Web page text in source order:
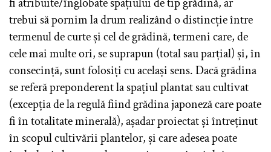
fi atribuite/înglobate spațiului de tip grădină, ar
trebui să pornim la drum realizând o distincție între
termenul de curte și cel de grădină, termeni care, de
cele mai multe ori, se suprapun (total sau parțial) și, în
consecință, sunt folosiți cu același sens. Dacă grădina
se referă preponderent la spațiul plantat sau cultivat
(excepția de la regulă fiind grădina japoneză care poate
fi în totalitate minerală), așadar proiectat și întreținut
în scopul cultivării plantelor, și care adesea poate